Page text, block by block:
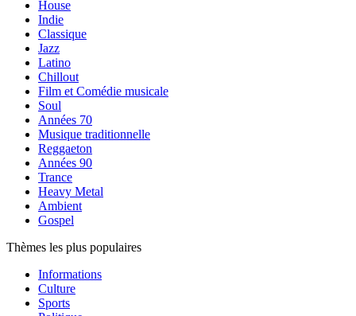
House
Indie
Classique
Jazz
Latino
Chillout
Film et Comédie musicale
Soul
Années 70
Musique traditionnelle
Reggaeton
Années 90
Trance
Heavy Metal
Ambient
Gospel
Thèmes les plus populaires
Informations
Culture
Sports